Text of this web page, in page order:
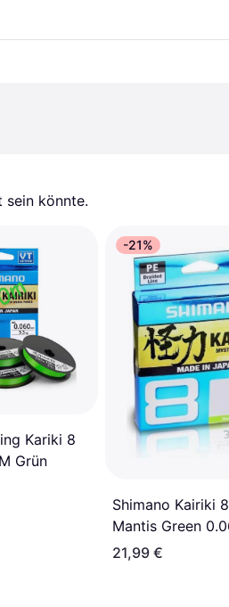
sein könnte.
Kariki 8
Grün
-21%
Shimano Kairiki
Mantis Green
21,99 €